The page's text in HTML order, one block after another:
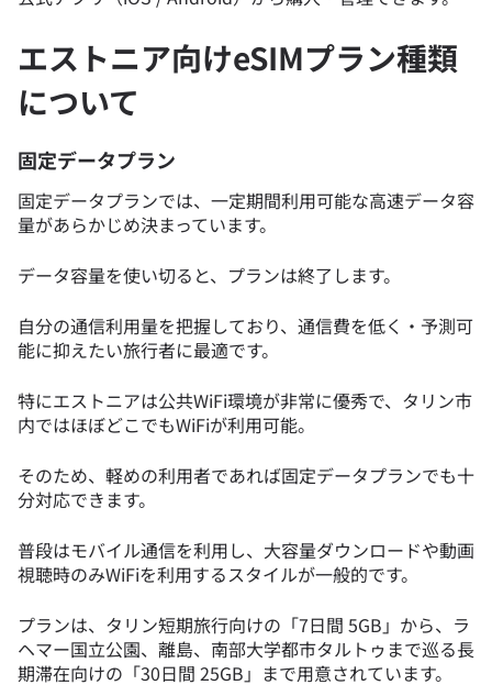
エストニア向けeSIMプラン種類
について
固定データプラン
固定データプランでは、一定期間利用可能な高速データ容
量があらかじめ決まっています。
データ容量を使い切ると、プランは終了します。
自分の通信利用量を把握しており、通信費を低く・予測可
能に抑えたい旅行者に最適です。
特にエストニアは公共WiFi環境が非常に優秀で、タリン市
内ではほぼどこでもWiFiが利用可能。
そのため、軽めの利用者であれば固定データプランでも十
分対応できます。
普段はモバイル通信を利用し、大容量ダウンロードや動画
視聴時のみWiFiを利用するスタイルが一般的です。
プランは、タリン短期旅行向けの「7日間 5GB」から、ラ
ヘマー国立公園、離島、南部大学都市タルトゥまで巡る長
期滞在向けの「30日間 25GB」まで用意されています。